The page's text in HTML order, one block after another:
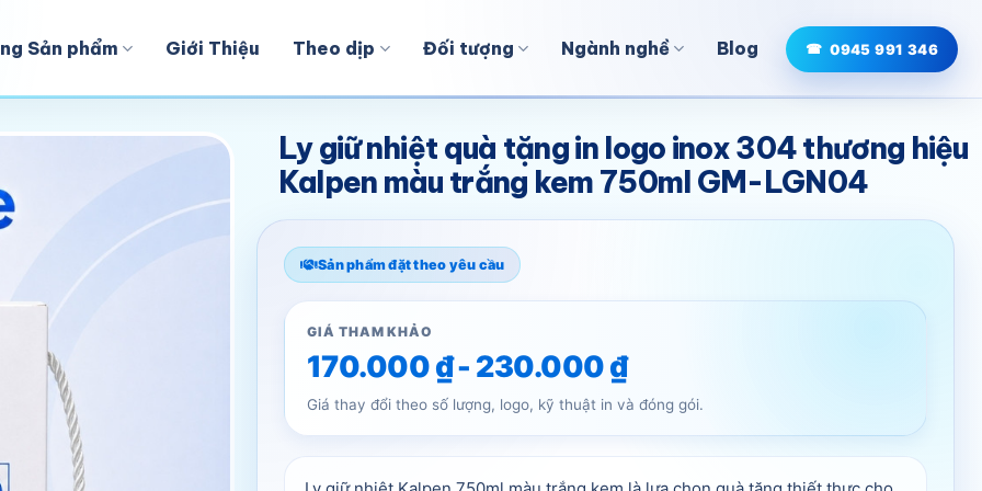
Sản phẩm Giới Thiệu Theo dịp Đối tượng Ngành nghề Blog 0945 991 346
Ly giữ nhiệt quà tặng in logo inox 304 thương hiệu
Kalpen màu trắng kem 750ml GM-LGN04
Sản phẩm đặt theo yêu cầu
GIÁ THAM KHẢO
170.000₫- 230.000₫
Giá thay đổi theo số lượng, logo, kỹ thuật in và đóng gói.